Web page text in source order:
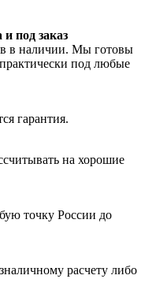
под заказ
в наличии. Мы готовы
под любые
гарантия.
на хорошие
точку России до
расчету либо